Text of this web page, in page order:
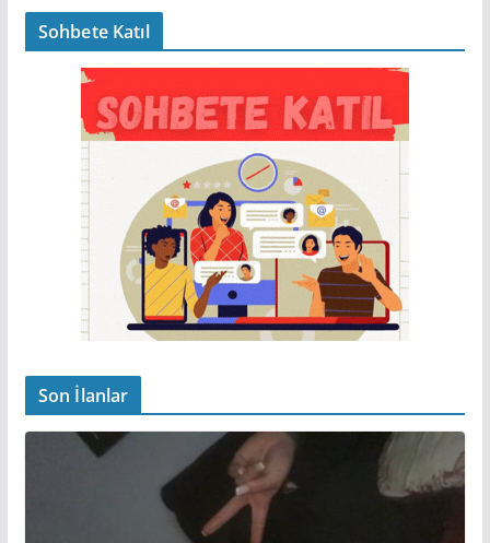
Sohbete Katıl
Son İlanlar